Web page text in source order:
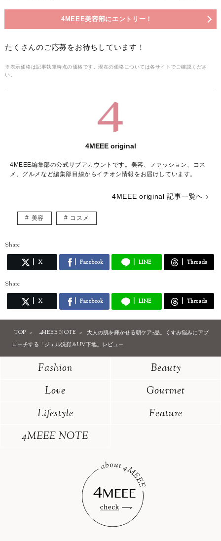
4MEEE美容部にエントリー！
たくさんのご応募をお待ちしています！
※表示価格は記事執筆時点の価格です。現在の価格については各サイトでご確認くださ
い。
4MEEE original
4MEEE編集部の公式サブアカウントです。美容、ファッション、コス
メ、グルメなど編集部目線からイチオシ情報をお届けしています。
4MEEE original 記事一覧へ
美容 コスメ
Share
X Facebook LINE Threads
Share
X Facebook LINE Threads
TOP 4MEEE NOTE
大人の肌を輝かせる朝ケア2品。くすみ悩みにアプ
ローチする「ジェル洗顔＆UV下地」レビュー
Fashion
Beauty
Love
Gourmet
Lifestyle
Feature
4MEEE NOTE